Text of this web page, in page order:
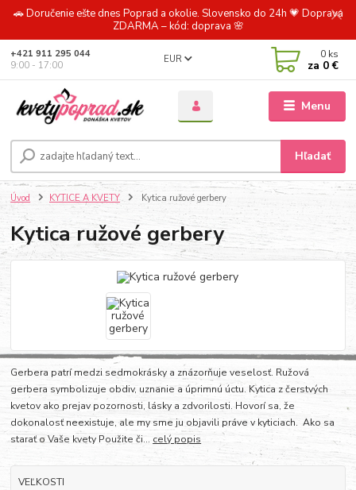
🚗 Doručenie ešte dnes Poprad a okolie. Slovensko do 24h 💗 Doprava
ZDARMA – kód: doprava 🌸
Menu
EUR
Hľadať
+421 911 295 044
9:00 - 17:00
0 ks
za 0 €
Úvod KYTICE A KVETY Kytica ružové gerbery
Kytica ružové gerbery
Gerbera patrí medzi sedmokrásky a znázorňuje veselosť. Ružová
gerbera symbolizuje obdiv, uznanie a úprimnú úctu. Kytica z čerstvých
kvetov ako prejav pozornosti, lásky a zdvorilosti. Hovorí sa, že
dokonalosť neexistuje, ale my sme ju objavili práve v kyticiach. Ako sa
starať o Vaše kvety Použite či... celý popis
VEĽKOSTI